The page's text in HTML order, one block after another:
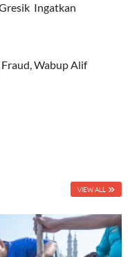
Ingatkan
Wabup Alif
VIEW ALL